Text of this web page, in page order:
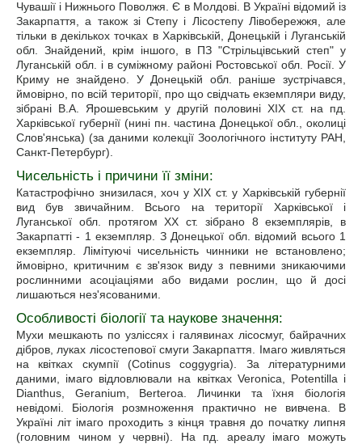
Чувашії і Нижнього Поволжя. Є в Молдові. В Україні відомий із
Закарпаття, а також зі Степу і Лісостепу Лівобережжя, але
тільки в декількох точках в Харківській, Донецькій і Луганській
обл. Знайдений, крім іншого, в ПЗ "Стрільцівський степ" у
Луганській обл. і в суміжному районі Ростовської обл. Росії. У
Криму не знайдено. У Донецькій обл. раніше зустрічався,
ймовірно, по всій території, про що свідчать екземпляри виду,
зібрані В.А. Ярошевським у другій половині XIX ст. на пд.
Харківської губернії (нині пн. частина Донецької обл., околиці
Слов'янська) (за даними колекції Зоологічного інституту РАН,
Санкт-Петербург).
Чисельність i причини її зміни:
Катастрофічно знизилася, хоч у XIX ст. у Харківській губернії
вид був звичайним. Всього на території Харківської і
Луганської обл. протягом XX ст. зібрано 8 екземплярів, в
Закарпатті - 1 екземпляр. З Донецької обл. відомий всього 1
екземпляр. Лімітуючі чисельність чинники не встановлено;
ймовірно, критичним є зв'язок виду з певними зникаючими
рослинними асоціаціями або видами рослин, що й досі
лишаються нез'ясованими.
Особливості біології та наукове значення:
Мухи мешкають по узліссях і галявинах лісосмуг, байрачних
дібров, луках лісостепової смуги Закарпаття. Імаго живляться
на квітках скумпії (Cotinus coggygria). За літературними
даними, імаго відловлювали на квітках Veronica, Potentilla і
Dianthus, Geranium, Berteroa. Личинки та їхня біологія
невідомі. Біологія розмноження практично не вивчена. В
Україні літ імаго проходить з кінця травня до початку липня
(головним чином у червні). На пд. ареалу імаго можуть